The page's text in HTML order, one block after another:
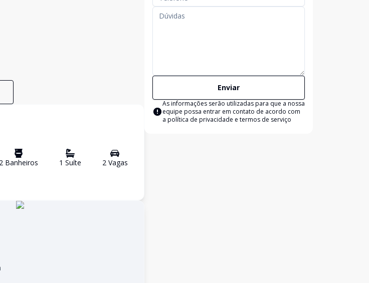
2 Banheiros 1 Suíte 2Vagas
Enviar
As informações serão utilizadas para que a nossa
equipe possa entrar em contato de acordo com
a política de privacidade e termos de serviço